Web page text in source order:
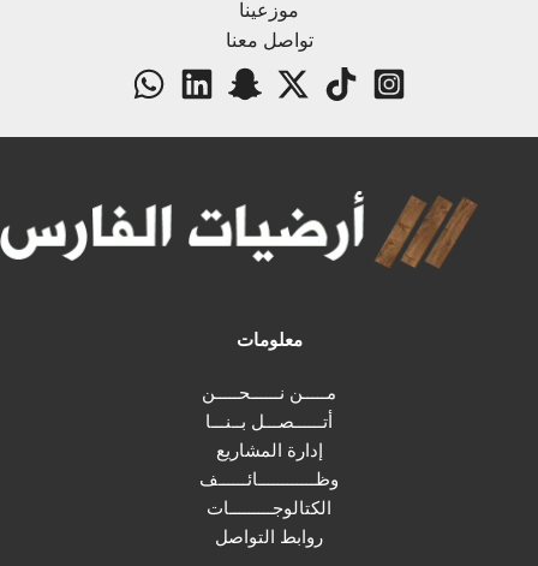
موزعينا
تواصل معنا
معلومات
مـــــن نــــــحـــــن
أتــــــصـــل بــنـــا
إدارة المشاريع
وظــــــــــــائــــــف
الكتالوجـــــــــات
روابط التواصل